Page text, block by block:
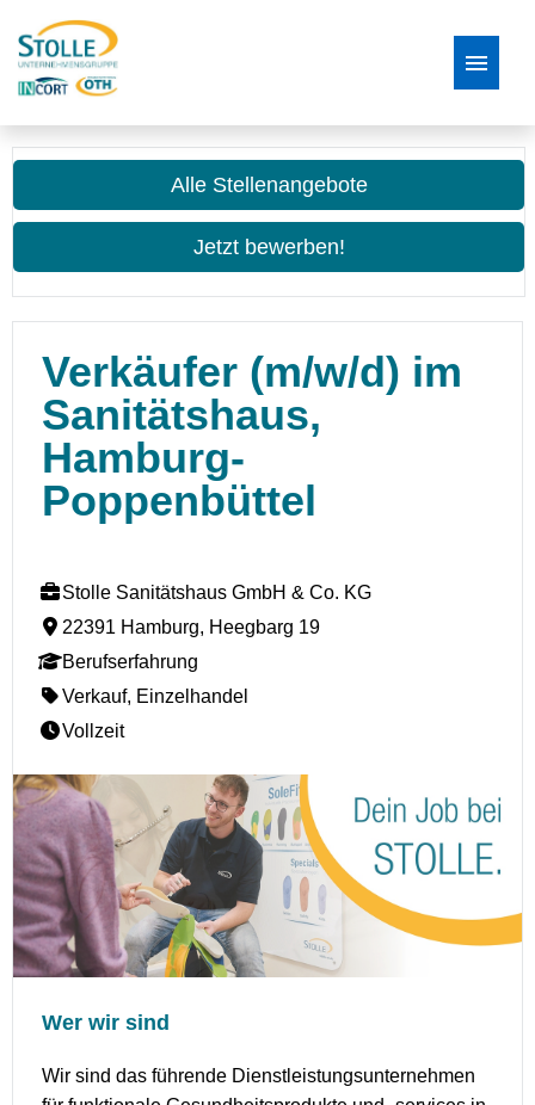
Stellenangebote
Bewerbungsprozess
Alle Stellenangebote
Jetzt bewerben!
Verkäufer (m/w/d) im
Sanitätshaus,
Hamburg-
Poppenbüttel
Stolle Sanitätshaus GmbH & Co. KG
22391 Hamburg, Heegbarg 19
Berufserfahrung
Verkauf, Einzelhandel
Vollzeit
Wer wir sind
Wir sind das führende Dienstleistungsunternehmen